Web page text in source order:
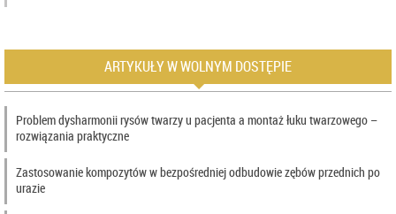
ARTYKUŁY W WOLNYM DOSTĘPIE
Problem dysharmonii rysów twarzy u pacjenta a montaż łuku twarzowego –
rozwiązania praktyczne
Zastosowanie kompozytów w bezpośredniej odbudowie zębów przednich po
urazie